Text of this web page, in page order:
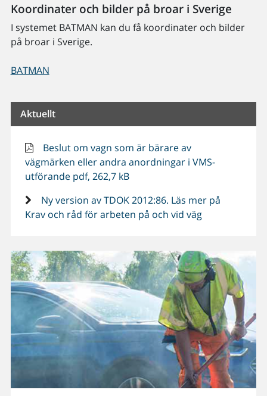
Koordinater och bilder på broar i Sverige
I systemet BATMAN kan du få koordinater och bilder
på broar i Sverige.
BATMAN
Aktuellt
Beslut om vagn som är bärare av
vägmärken eller andra anordningar i VMS-
utförande pdf, 262,7 kB
Ny version av TDOK 2012:86. Läs mer på
Krav och råd för arbeten på och vid väg